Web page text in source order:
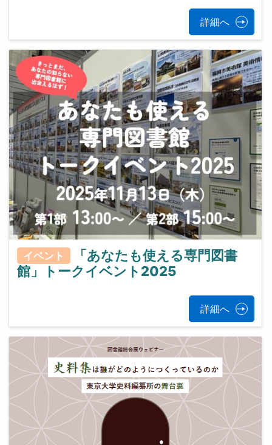
詳細へ
イベント
「あなたも使える専門図書
館」トークイベント2025
詳細へ